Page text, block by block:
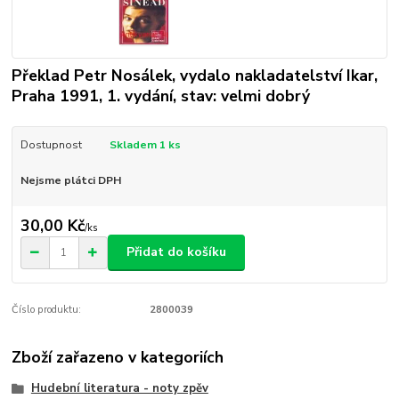
Překlad Petr Nosálek, vydalo nakladatelství Ikar,
Praha 1991, 1. vydání, stav: velmi dobrý
Dostupnost Skladem 1 ks
Nejsme plátci DPH
30,00 Kč/ks
Přidat do košíku
Číslo produktu: 2800039
Zboží zařazeno v kategoriích
Hudební literatura - noty zpěv